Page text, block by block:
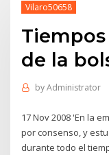
Vilaro50658
de la
byAdministrator
17 Nov 2008 'En la
por consenso, y
durante todo el